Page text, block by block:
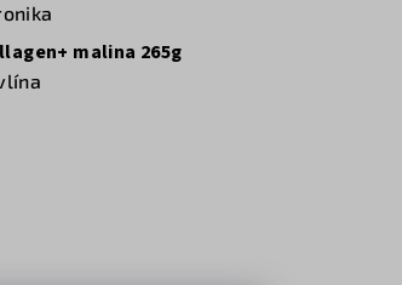
produktu je 5 z 5 hvězdiček.
malina 265g
produktu je 5 z 5 hvězdiček.